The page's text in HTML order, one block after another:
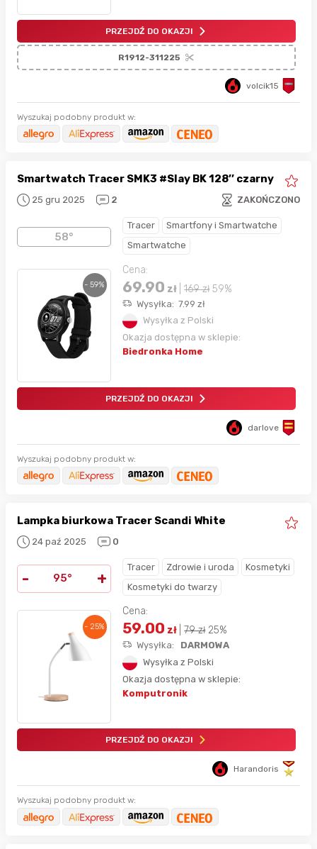
PRZEJDŹ DO OKAZJI
R1912-311225
volcik15
Wyszukaj podobny produkt w:
Smartwatch Tracer SMK3 #Slay BK 128’’ czarny
25 gru 2025 2 ZAKOŃCZONO
58°
Tracer
Smartfony i Smartwatche
Smartwatche
- 59%
Cena:
69.90 zł 169zł 59%
Wysyłka: 7.99 zł
Wysyłka z Polski
Okazja dostępna w sklepie:
Biedronka Home
PRZEJDŹ DO OKAZJI
darlove
Wyszukaj podobny produkt w:
Lampka biurkowa Tracer Scandi White
24 paź 2025 0
- 95° +
Tracer Zdrowie i uroda
Kosmetyki
Kosmetyki do twarzy
- 25%
Cena:
59.00 zł 79zł 25%
Wysyłka:
DARMOWA
Wysyłka z Polski
Okazja dostępna w sklepie:
Komputronik
PRZEJDŹ DO OKAZJI
Harandoris
Wyszukaj podobny produkt w: